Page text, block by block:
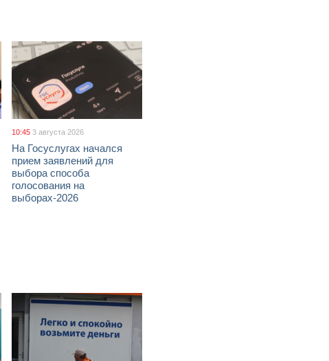
10:45 3 августа 2026
На Госуслугах начался
прием заявлений для
выбора способа
голосования на
выборах-2026